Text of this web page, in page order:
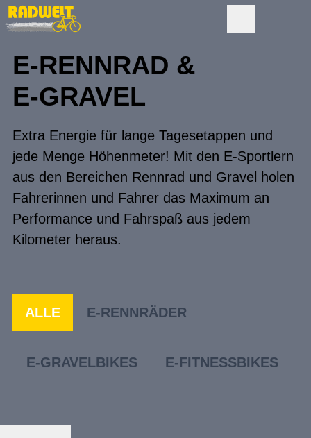
E-RENNRAD &
E-GRAVEL
Extra Energie für lange Tagesetappen und
jede Menge Höhenmeter! Mit den E-Sportlern
aus den Bereichen Rennrad und Gravel holen
Fahrerinnen und Fahrer das Maximum an
Performance und Fahrspaß aus jedem
Kilometer heraus.
ALLE E-RENNRÄDER
E-GRAVELBIKES E-FITNESSBIKES